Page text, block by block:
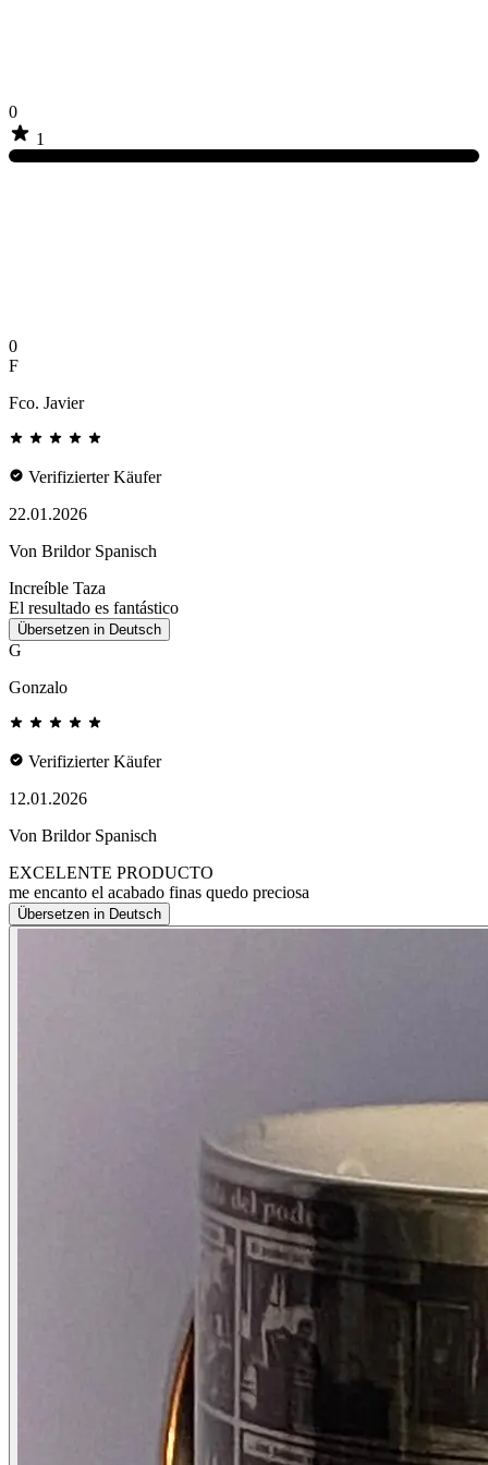
0
1
0
F
Fco. Javier
Verifizierter Käufer
22.01.2026
Von Brildor Spanisch
Increíble Taza
El resultado es fantástico
Übersetzen in Deutsch
G
Gonzalo
Verifizierter Käufer
12.01.2026
Von Brildor Spanisch
EXCELENTE PRODUCTO
me encanto el acabado finas quedo preciosa
Übersetzen in Deutsch